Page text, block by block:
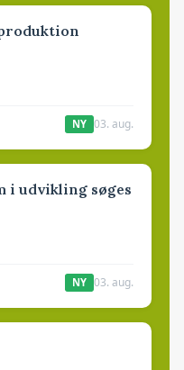
NY 03. aug.
i udvikling søges
NY 03. aug.